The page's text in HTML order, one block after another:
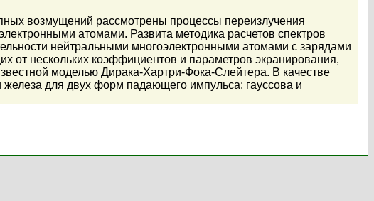
возмущений рассмотрены процессы переизлучения
атомами. Развита методика расчетов спектров
нейтральными многоэлектронными атомами с зарядами
от нескольких коэффициентов и параметров экранирования,
моделью Дирака-Хартри-Фока-Слейтера. В качестве
для двух форм падающего импульса: гауссова и